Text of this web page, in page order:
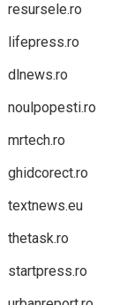
resursele.ro
lifepress.ro
dlnews.ro
noulpopesti.ro
mrtech.ro
ghidcorect.ro
textnews.eu
thetask.ro
startpress.ro